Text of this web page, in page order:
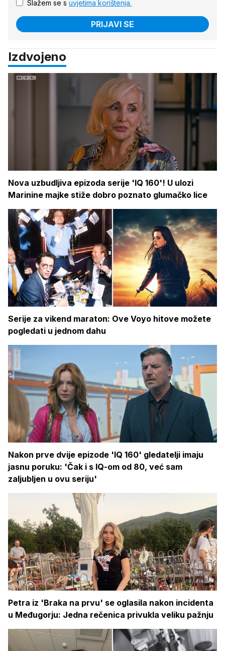
Slažem se s uvjetima korištenja.
PRIJAVI SE
Izdvojeno
Nova uzbudljiva epizoda serije 'IQ 160'! U ulozi
Marinine majke stiže dobro poznato glumačko lice
Serije za vikend maraton: Ove Voyo hitove možete
pogledati u jednom dahu
Nakon prve dvije epizode 'IQ 160' gledatelji imaju
jasnu poruku: 'Čak i s IQ-om od 80, već sam
zaljubljen u ovu seriju'
Petra iz 'Braka na prvu' se oglasila nakon incidenta
u Međugorju: Jedna rečenica privukla veliku pažnju